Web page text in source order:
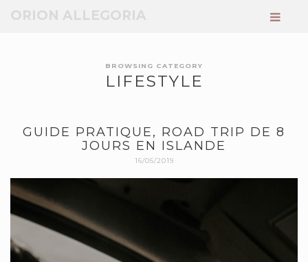
ORION ALLEGORIA
BROWSING CATEGORY
LIFESTYLE
GUIDE PRATIQUE, ROAD TRIP DE 8
JOURS EN ISLANDE
16/05/2019